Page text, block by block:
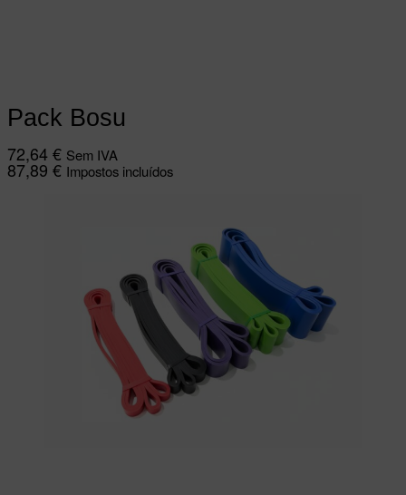
Pack Bosu
72,64€ Sem IVA
87,89 € Impostos incluídos